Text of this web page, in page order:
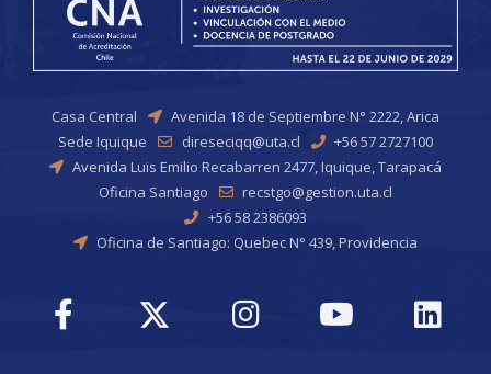
Casa Central
Avenida 18 de Septiembre N° 2222, Arica
Sede Iquique
direseciqq@uta.cl
+56 57 2727100
Avenida Luis Emilio Recabarren 2477, Iquique, Tarapacá
Oficina Santiago
recstgo@gestion.uta.cl
+56 58 2386093
Oficina de Santiago: Quebec N° 439, Providencia